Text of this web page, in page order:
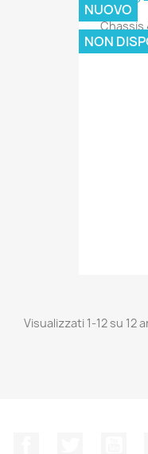
Chassis
NUOVO
NON
Visualizzati 1-12 su 12